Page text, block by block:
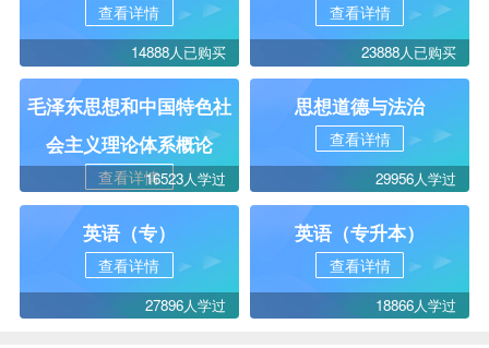
查看详情
14888人已购买
查看详情
23888人已购买
毛泽东思想和中国特色社
会主义理论体系概论
查看详情16523人学过
思想道德与法治
查看详情
29956人学过
英语（专）
查看详情
27896人学过
英语（专升本）
查看详情
18866人学过